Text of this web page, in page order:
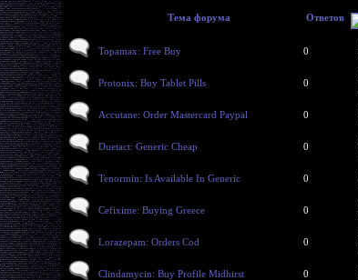
Тема форума Ответов
Topamax: Free Buy 0
Protonix: Buy Tablet Pills 0
Accutane: Order Mastercard Paypal 0
Duetact: Generic Cheap 0
Tenormin: Is Available In Generic 0
Cefixime: Buying Greece 0
Lorazepam: Orders Cod 0
Clindamycin: Buy Profile Midhirst 0